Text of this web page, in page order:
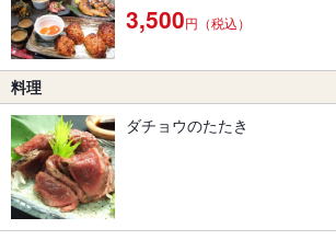
3,500円（税込）
料理
ダチョウのたたき